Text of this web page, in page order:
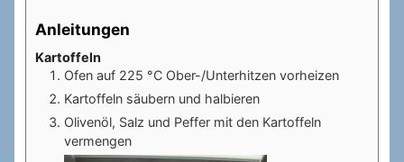
Anleitungen
Kartoffeln
Ofen auf 225 °C Ober-/Unterhitzen vorheizen
Kartoffeln säubern und halbieren
Olivenöl, Salz und Peffer mit den Kartoffeln
vermengen